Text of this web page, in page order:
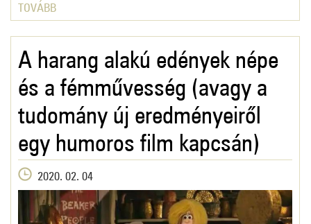
TOVÁBB
A harang alakú edények népe
és a fémművesség (avagy a
tudomány új eredményeiről
egy humoros film kapcsán)
2020. 02. 04